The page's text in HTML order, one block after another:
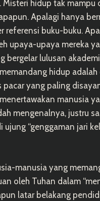
Misteri hidup tak mampu
Apalagi hanya
referensi buku-buku.
upaya-upaya mereka
bergelar lulusan
hidup adalah
pacar yang paling
manusia
mengenalnya, justru
ujung “genggaman jari
manusia yang
oleh Tuhan dalam
latar belakang